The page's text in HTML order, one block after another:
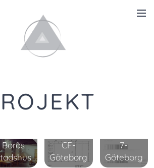
Borås
CF-
Göteborg
7-
Göteborg